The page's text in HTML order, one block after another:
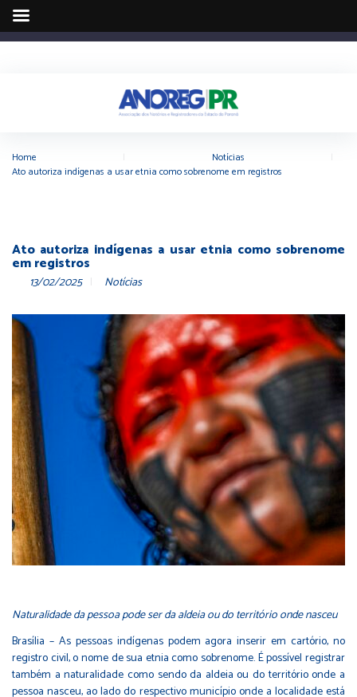
Home Notícias
Ato autoriza indígenas a usar etnia como sobrenome em registros
Ato autoriza indígenas a usar etnia como sobrenome
em registros
13/02/2025 Notícias
Naturalidade da pessoa pode ser da aldeia ou do território onde nasceu
Brasília – As pessoas indígenas podem agora inserir em cartório, no
registro civil, o nome de sua etnia como sobrenome. É possível registrar
também a naturalidade como sendo da aldeia ou do território onde a
pessoa nasceu, ao lado do respectivo município onde a localidade está